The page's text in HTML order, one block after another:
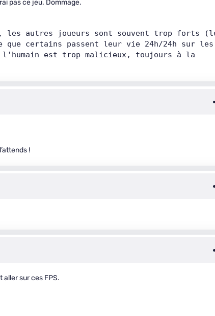
pas ce jeu. Dommage.
autres joueurs sont souvent trop forts
que certains passent leur vie 24h/24h sur les
est trop malicieux, toujours à la
!
aller sur ces FPS.